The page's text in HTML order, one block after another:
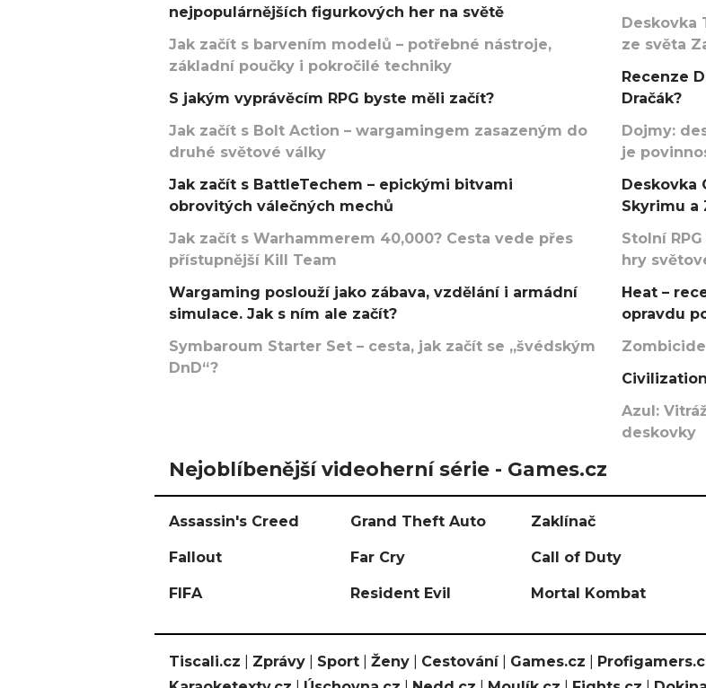
nejpopulárnějších figurkových her na světě
Jak začít s barvením modelů – potřebné nástroje,
základní poučky i pokročilé techniky
S jakým vyprávěcím RPG byste měli začít?
Jak začít s Bolt Action – wargamingem zasazeným do
druhé světové války
Jak začít s BattleTechem – epickými bitvami
obrovitých válečných mechů
Jak začít s Warhammerem 40,000? Cesta vede přes
přístupnější Kill Team
Wargaming poslouží jako zábava, vzdělání i armádní
simulace. Jak s ním ale začít?
Symbaroum Starter Set – cesta, jak začít se „švédským
DnD“?
Deskovka
ze světa
Recenze
Dračák?
Dojmy:
je
Deskovka
Skyrimu a
Stolní
hry
Heat –
opravdu
Azul:
deskovky
Nejoblíbenější videoherní série - Games.cz
Assassin's Creed Grand Theft Auto Zaklínač
Fallout Far Cry Call of Duty
FIFA Resident Evil Mortal Kombat
Tiscali.cz Zprávy Sport Ženy Cestování| Games.cz